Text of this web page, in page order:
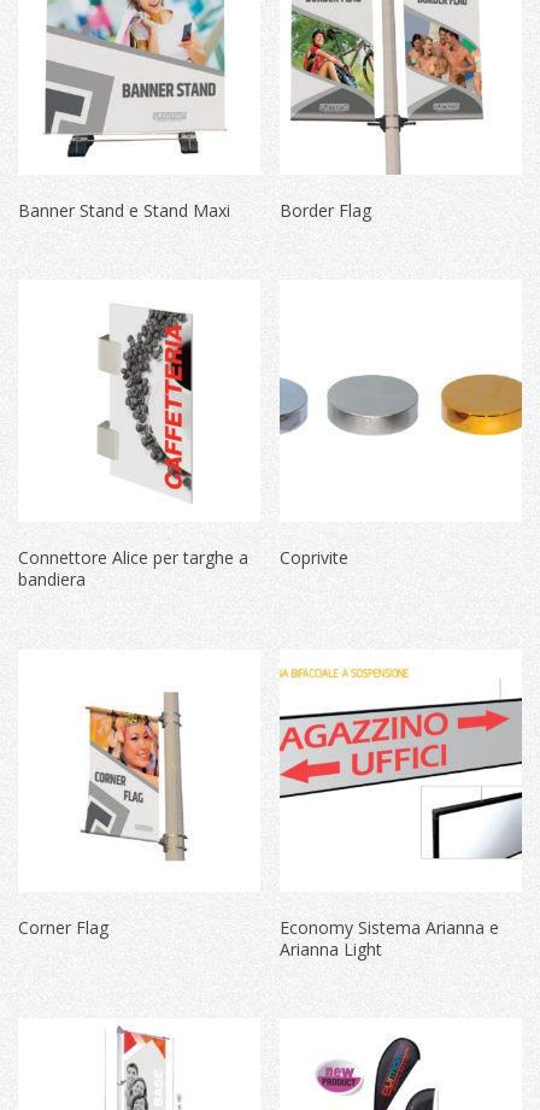
Banner Stand e Stand Maxi Border Flag
Connettore Alice per targhe a
bandiera
Coprivite
Corner Flag
Economy Sistema Arianna e
Arianna Light